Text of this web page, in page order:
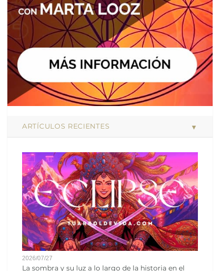
ARTÍCULOS RECIENTES
2026/07/27
La sombra y su luz a lo largo de la historia en el